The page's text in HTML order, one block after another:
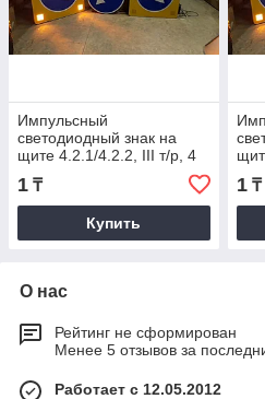
Импульсный
светодиодный знак на
щите 4.2.1/4.2.2, III т/р, 4
1 ₸
Купить
1₸
О нас
Рейтинг не сформирован
Менее 5 отзывов за
Работает с 12.05.2012